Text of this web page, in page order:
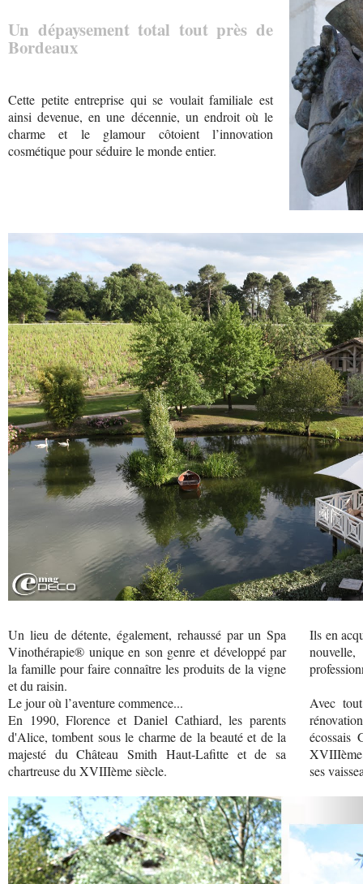
Un dépaysement total tout près de
Bordeaux
Cette petite entreprise qui se voulait familiale est
ainsi devenue, en une décennie, un endroit où le
charme et le glamour côtoient l’innovation
cosmétique pour séduire le monde entier.
Un lieu de détente, également, rehaussé par un Spa
Vinothérapie® unique en son genre et développé par
la famille pour faire connaître les produits de la vigne
et du raisin.
Le jour où l’aventure commence...
En 1990, Florence et Daniel Cathiard, les parents
d'Alice, tombent sous le charme de la beauté et de la
majesté du Château Smith Haut-Lafitte et de sa
chartreuse du XVIIIème siècle.
Ils en
Avec
écossais
XVIIIème
ses